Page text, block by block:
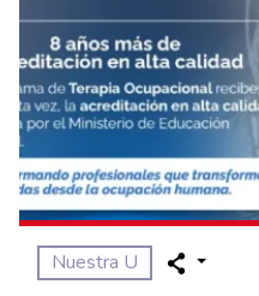
Nuestra U